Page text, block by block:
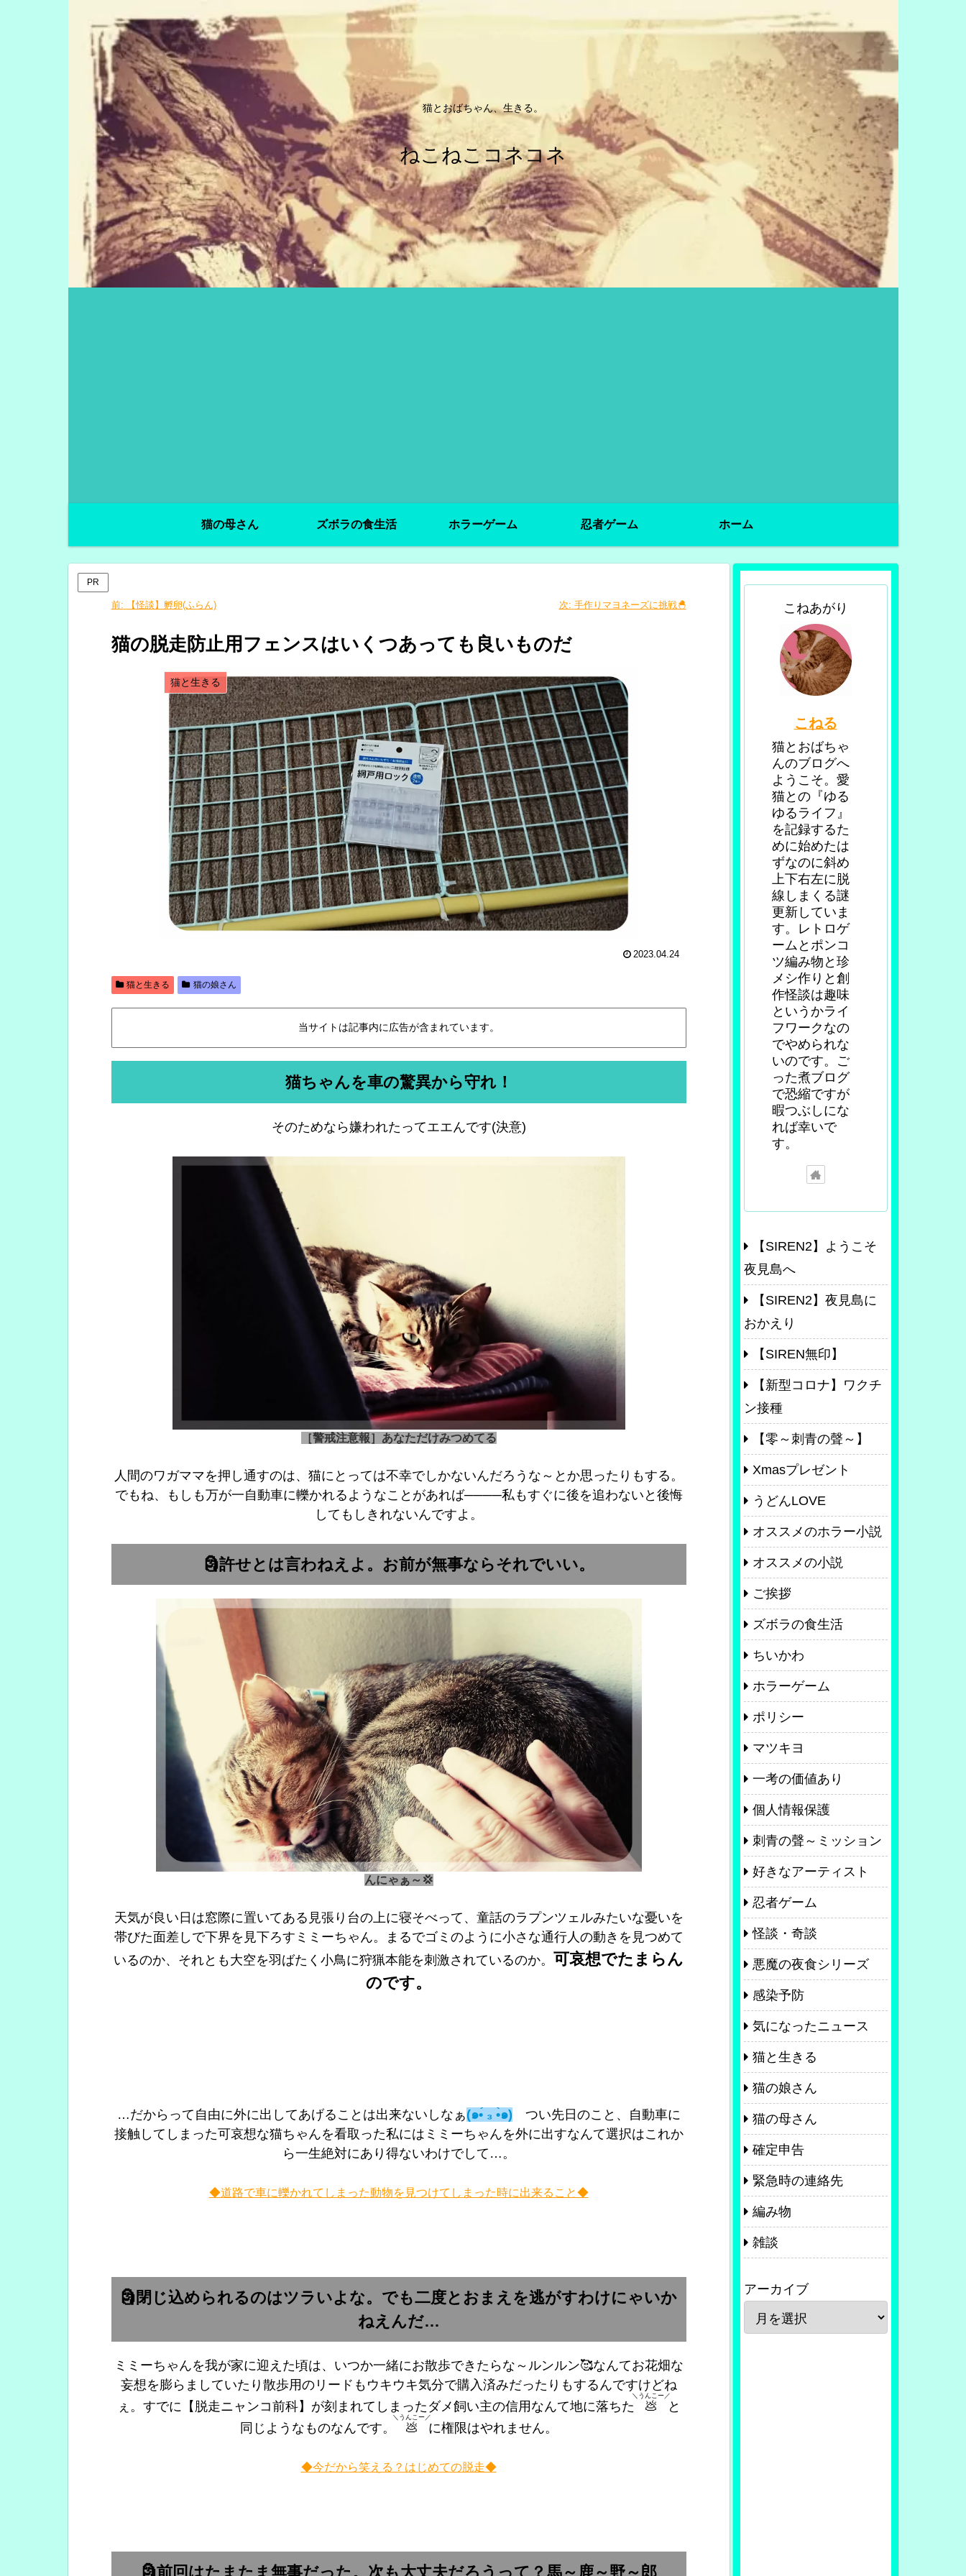
猫とおばちゃん、生きる。
ねこねこコネコネ
猫の母さん ズボラの食生活 ホラーゲーム 忍者ゲーム ホーム
PR
前: 【怪談】孵卵(ふらん) 次: 手作りマヨネーズに挑戦🐣
猫の脱走防止用フェンスはいくつあっても良いものだ
猫と生きる
2023.04.24
猫と生きる 猫の娘さん
当サイトは記事内に広告が含まれています。
猫ちゃんを車の驚異から守れ！
そのためなら嫌われたってエエんです(決意)
［警戒注意報］あなただけみつめてる
人間のワガママを押し通すのは、猫にとっては不幸でしかないんだろうな～とか思ったりもする。
でもね、もしも万が一自動車に轢かれるようなことがあれば────私もすぐに後を追わないと後悔
してもしきれないんですよ。
🗿許せとは言わねえよ。お前が無事ならそれでいい。
んにゃぁ～💢
天気が良い日は窓際に置いてある見張り台の上に寝そべって、童話のラプンツェルみたいな憂いを
帯びた面差しで下界を見下ろすミミーちゃん。まるでゴミのように小さな通行人の動きを見つめて
いるのか、それとも大空を羽ばたく小鳥に狩猟本能を刺激されているのか。 可哀想でたまらん
のです。
…だからって自由に外に出してあげることは出来ないしなぁ(๑•́ ₃ •̀๑) つい先日のこと、自動車に
接触してしまった可哀想な猫ちゃんを看取った私にはミミーちゃんを外に出すなんて選択はこれか
ら一生絶対にあり得ないわけでして…。
◆道路で車に轢かれてしまった動物を見つけてしまった時に出来ること◆
🗿閉じ込められるのはツラいよな。でも二度とおまえを逃がすわけにゃいか
ねえんだ…
ミミーちゃんを我が家に迎えた頃は、いつか一緒にお散歩できたらな～ルンルン🥰なんてお花畑な
妄想を膨らましていたり散歩用のリードもウキウキ気分で購入済みだったりもするんですけどね
ぇ。すでに【脱走ニャンコ前科】が刻まれてしまったダメ飼い主の信用なんて地に落ちた
💩
＼うんこー／
と
同じようなものなんです。
💩
＼うんこー／
に権限はやれません。
◆今だから笑える？はじめての脱走◆
🗿前回はたまたま無事だった。次も大丈夫だろうって？馬～鹿～野～郎
こねあがり
こねる
猫とおばちゃ
んのブログへ
ようこそ。愛
猫との『ゆる
ゆるライフ』
を記録するた
めに始めたは
ずなのに斜め
上下右左に脱
線しまくる謎
更新していま
す。レトロゲ
ームとポンコ
ツ編み物と珍
メシ作りと創
作怪談は趣味
というかライ
フワークなの
でやめられな
いのです。ご
った煮ブログ
で恐縮ですが
暇つぶしにな
れば幸いで
す。
【SIREN2】ようこそ
夜見島へ
【SIREN2】夜見島に
おかえり
【SIREN無印】
【新型コロナ】ワクチ
ン接種
【零～刺青の聲～】
Xmasプレゼント
うどんLOVE
オススメのホラー小説
オススメの小説
ご挨拶
ズボラの食生活
ちいかわ
ホラーゲーム
ポリシー
マツキヨ
一考の価値あり
個人情報保護
刺青の聲～ミッション
好きなアーティスト
忍者ゲーム
怪談・奇談
悪魔の夜食シリーズ
感染予防
気になったニュース
猫と生きる
猫の娘さん
猫の母さん
確定申告
緊急時の連絡先
編み物
雑談
アーカイブ